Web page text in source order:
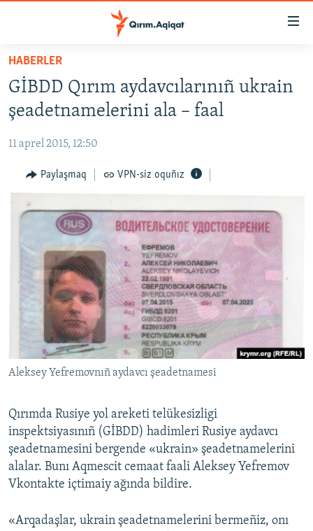
Esas
mündericege
qaytmaq
Baş
navigatsiyağa
qaytmaq
qaytmaq
HABERLER
SİYASET
İQTİSADİYAT
CEMİYET
MEDENİYET
İNSAN AQLARI
SÜRET
BLOGLAR
FİKİR
Русский
Українською
RFE/RS bütün saytları
HABERLER
GİBDD Qırım aydavcılarınıñ ukrain
şeadetnamelerini ala – faal
11 aprel 2015, 12:50
Paylaşmaq VPN-siz oquñız
Aleksey Yefremovnıñ aydavcı şeadetnamesi
Qırımda Rusiye yol areketi telükesizligi
inspektsiyasınıñ (GİBDD) hadimleri Rusiye aydavcı
şeadetnamesini bergende «ukrain» şeadetnamelerini
alalar. Bunı Aqmescit cemaat faali Aleksey Yefremov
Vkontakte içtimaiy ağında bildire.
«Arqadaşlar, ukrain şeadetnamelerini bermeñiz, onı